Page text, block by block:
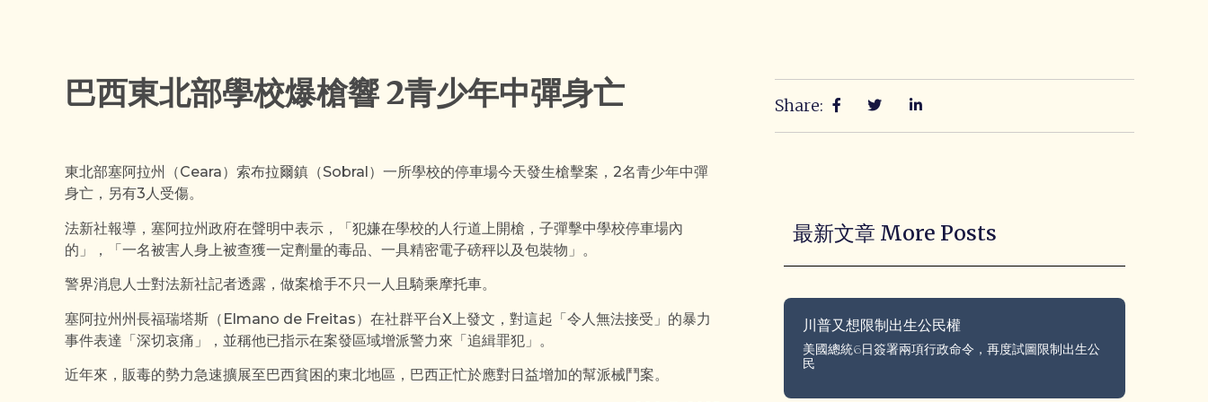
巴西東北部學校爆槍響 2青少年中彈身亡
東北部塞阿拉州（Ceara）索布拉爾鎮（Sobral）一所學校的停車場今天發生槍擊案，2名青少年中彈
身亡，另有3人受傷。
法新社報導，塞阿拉州政府在聲明中表示，「犯嫌在學校的人行道上開槍，子彈擊中學校停車場內
的」，「一名被害人身上被查獲一定劑量的毒品、一具精密電子磅秤以及包裝物」。
警界消息人士對法新社記者透露，做案槍手不只一人且騎乘摩托車。
塞阿拉州州長福瑞塔斯（Elmano de Freitas）在社群平台X上發文，對這起「令人無法接受」的暴力
事件表達「深切哀痛」，並稱他已指示在案發區域增派警力來「追緝罪犯」。
近年來，販毒的勢力急速擴展至巴西貧困的東北地區，巴西正忙於應對日益增加的幫派械鬥案。
Share:
最新文章 More Posts
川普又想限制出生公民權
美國總統6日簽署兩項行政命令，再度試圖限制出生公
民